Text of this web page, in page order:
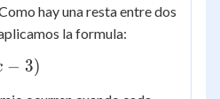
hay una resta entre dos
la formula:
− 3)